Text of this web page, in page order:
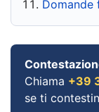
Domande
Chiama +39
se ti